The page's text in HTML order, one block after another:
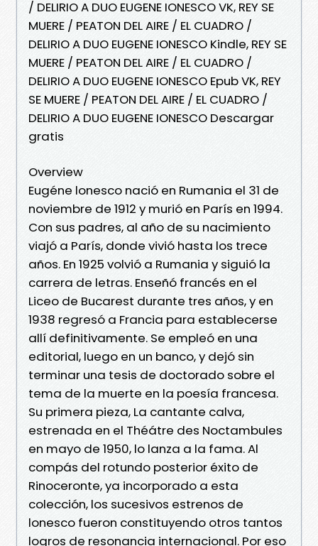
/ DELIRIO A DUO EUGENE IONESCO VK, REY SE
MUERE / PEATON DEL AIRE / EL CUADRO /
DELIRIO A DUO EUGENE IONESCO Kindle, REY SE
MUERE / PEATON DEL AIRE / EL CUADRO /
DELIRIO A DUO EUGENE IONESCO Epub VK, REY
SE MUERE / PEATON DEL AIRE / EL CUADRO /
DELIRIO A DUO EUGENE IONESCO Descargar
gratis
Overview
Eugéne lonesco nació en Rumania el 31 de
noviembre de 1912 y murió en París en 1994.
Con sus padres, al año de su nacimiento
viajó a París, donde vivió hasta los trece
años. En 1925 volvió a Rumania y siguió la
carrera de letras. Enseñó francés en el
Liceo de Bucarest durante tres años, y en
1938 regresó a Francia para establecerse
allí definitivamente. Se empleó en una
editorial, luego en un banco, y dejó sin
terminar una tesis de doctorado sobre el
tema de la muerte en la poesía francesa.
Su primera pieza, La cantante calva,
estrenada en el Théátre des Noctambules
en mayo de 1950, lo lanza a la fama. Al
compás del rotundo posterior éxito de
Rinoceronte, ya incorporado a esta
colección, los sucesivos estrenos de
lonesco fueron constituyendo otros tantos
logros de resonancia internacional. Por eso